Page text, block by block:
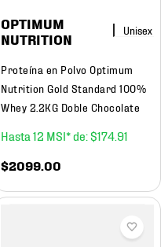
OPTIMUM
NUTRITION
Proteína en Polvo Optimum
Nutrition Gold Standard 100%
Whey 2.2KG Doble Chocolate
12 $174 91
$2099 .00